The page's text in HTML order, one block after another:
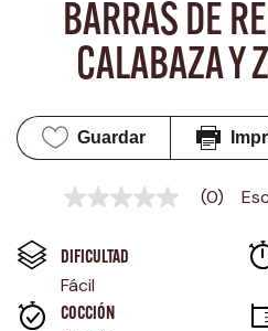
BARRAS DE
CALABAZA Y
Guardar
Sin
en
la
misma
página.
(0)
DIFICULTAD
Fácil
COCCIÓN